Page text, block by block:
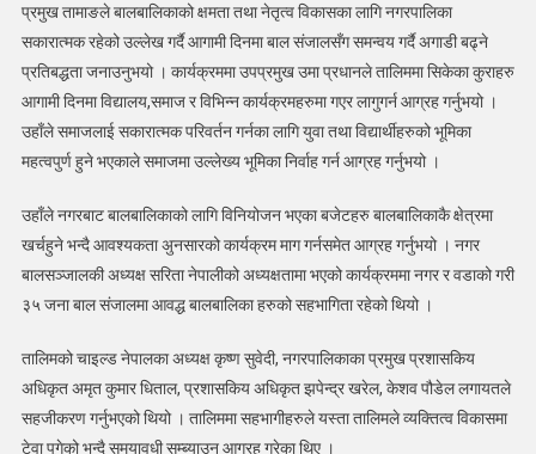
प्रमुख तामाङले बालबालिकाको क्षमता तथा नेतृत्व विकासका लागि नगरपालिका
सकारात्मक रहेको उल्लेख गर्दै आगामी दिनमा बाल संजालसँग समन्वय गर्दै अगाडी बढ्ने
प्रतिबद्धता जनाउनुभयो । कार्यक्रममा उपप्रमुख उमा प्रधानले तालिममा सिकेका कुराहरु
आगामी दिनमा विद्यालय,समाज र विभिन्न कार्यक्रमहरुमा गएर लागुगर्न आग्रह गर्नुभयो ।
उहाँले समाजलाई सकारात्मक परिवर्तन गर्नका लागि युवा तथा विद्यार्थीहरुको भूमिका
महत्वपुर्ण हुने भएकाले समाजमा उल्लेख्य भूमिका निर्वाह गर्न आग्रह गर्नुभयो ।
उहाँले नगरबाट बालबालिकाको लागि विनियोजन भएका बजेटहरु बालबालिकाकै क्षेत्रमा
खर्चहुने भन्दै आवश्यकता अुनसारको कार्यक्रम माग गर्नसमेत आग्रह गर्नुभयो । नगर
बालसञ्जालकी अध्यक्ष सरिता नेपालीको अध्यक्षतामा भएको कार्यक्रममा नगर र वडाको गरी
३५ जना बाल संजालमा आवद्ध बालबालिका हरुको सहभागिता रहेको थियो ।
तालिमको चाइल्ड नेपालका अध्यक्ष कृष्ण सुवेदी, नगरपालिकाका प्रमुख प्रशासकिय
अधिकृत अमृत कुमार धिताल, प्रशासकिय अधिकृत झपेन्द्र खरेल, केशव पौडेल लगायतले
सहजीकरण गर्नुभएको थियो । तालिममा सहभागीहरुले यस्ता तालिमले व्यक्तित्व विकासमा
टेवा पुगेको भन्दै समयावधी सम्ब्याउन आग्रह गरेका थिए ।